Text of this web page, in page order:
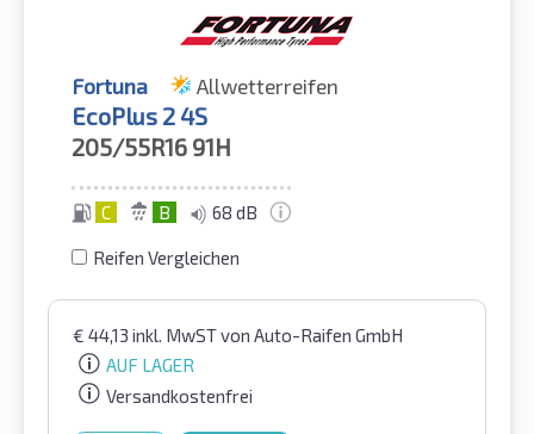
Fortuna Allwetterreifen
EcoPlus 2 4S
205/55R16 91H
C B 68 dB
Reifen Vergleichen
€ 44,13 inkl. MwSTvon Auto-Raifen GmbH
AUF LAGER
Versandkostenfrei